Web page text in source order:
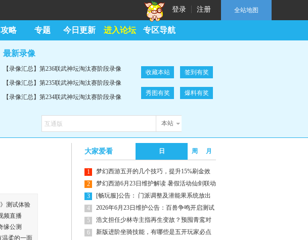
登录 注册 全站地图
攻略 专题 今日更新 进入论坛 专区导航
最新录像
【录像汇总】第236联武神坛淘汰赛阶段录像
【录像汇总】第235联武神坛淘汰赛阶段录像
【录像汇总】第234联武神坛淘汰赛阶段录像
收藏本站 签到有奖
秀图有奖 爆料有奖
本站
月
周
日
大家爱看
1
梦幻西游五开的几个技巧，提升15%刷金效
率
2
梦幻西游6月23日维护解读 暑假活动仙剑联动
3
[畅玩服]公告： 门派调整及潜能果系统放出
4
2026年6月23日维护公告：百兽争鸣开启测试
5
浩文担任少林寺主指再生变故？预囤青鸾对
吗
6
新版进阶坐骑技能，有哪些是五开玩家必点